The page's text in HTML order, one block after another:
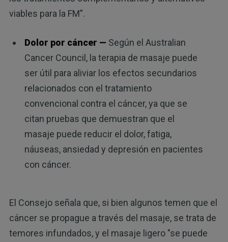
viables para la FM”.
Dolor por cáncer — Según el Australian
Cancer Council, la terapia de masaje puede
ser útil para aliviar los efectos secundarios
relacionados con el tratamiento
convencional contra el cáncer, ya que se
citan pruebas que demuestran que el
masaje puede reducir el dolor, fatiga,
náuseas, ansiedad y depresión en pacientes
con cáncer.
El Consejo señala que, si bien algunos temen que el
cáncer se propague a través del masaje, se trata de
temores infundados, y el masaje ligero "se puede